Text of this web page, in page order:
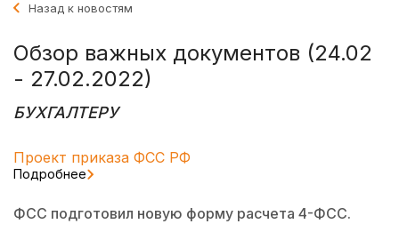
Назад к новостям
Обзор важных документов (24.02
- 27.02.2022)
БУХГАЛТЕРУ
Проект приказа ФСС РФ
Подробнее
ФСС подготовил новую форму расчета 4-ФСС.